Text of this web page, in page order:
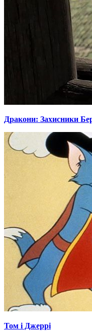
Дракони: Захисники
Том і Джеррі